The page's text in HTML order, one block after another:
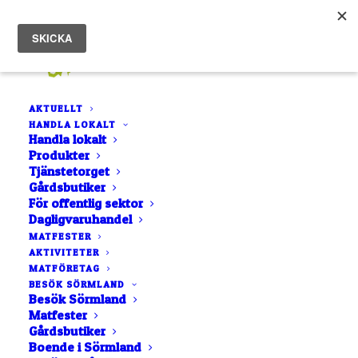
AKTUELLT
HANDLA LOKALT
Handla lokalt
Produkter
Tjänstetorget
Gårdsbutiker
För offentlig sektor
Dagligvaruhandel
MATFESTER
AKTIVITETER
MATFÖRETAG
BESÖK SÖRMLAND
Besök Sörmland
Matfester
Gårdsbutiker
Boende i Sörmland
Julmarknad på Öster
Malma
30 OKTOBER, 2019